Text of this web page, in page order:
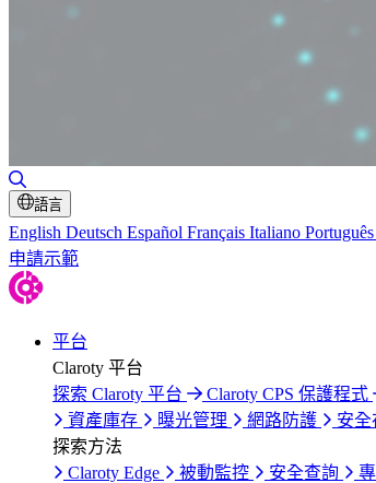
切換搜尋
語言
English Deutsch Español Français Italiano Português
申請示範
平台
Claroty 平台
探索 Claroty 平台
Claroty CPS 保護程式
資產庫存
曝光管理 網路防護 安全
探索方法
Claroty Edge
被動監控 安全查詢